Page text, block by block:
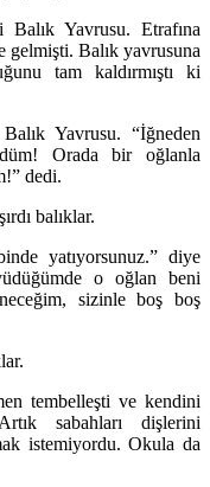
Yavrusu. Etrafına
gelmişti. Balık yavrusuna
tam kaldırmıştı ki
Yavrusu. “İğneden
Orada bir oğlanla
dedi.
balıklar.
yatıyorsunuz.” diye
o oğlan beni
sizinle boş boş
tembelleşti ve kendini
sabahları dişlerini
istemiyordu. Okula da